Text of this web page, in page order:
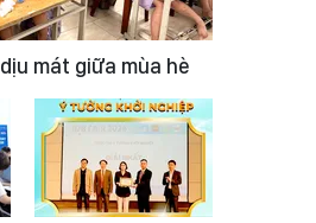
mát giữa mùa hè